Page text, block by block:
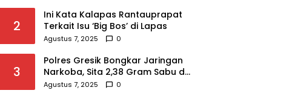
2
Ini Kata Kalapas Rantauprapat
Terkait Isu ‘Big Bos’ di Lapas
Agustus 7, 2025 0
3
Polres Gresik Bongkar Jaringan
Narkoba, Sita 2,38 Gram Sabu dan
2.980 Pil Koplo
Agustus 7, 2025 0